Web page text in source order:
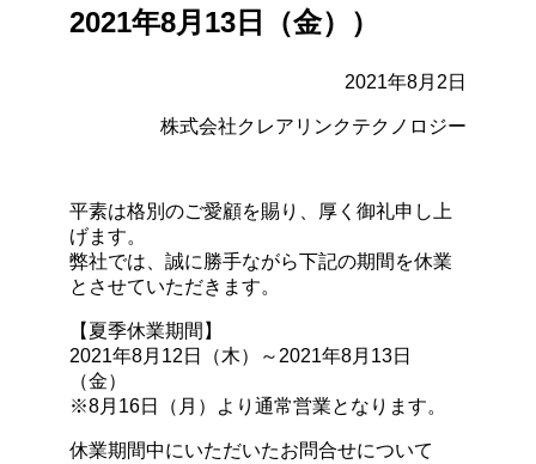
2021年8月13日（金））
2021年8月2日
株式会社クレアリンクテクノロジー
平素は格別のご愛顧を賜り、厚く御礼申し上
げます。
弊社では、誠に勝手ながら下記の期間を休業
とさせていただきます。
【夏季休業期間】
2021年8月12日（木）～2021年8月13日
（金）
※8月16日（月）より通常営業となります。
休業期間中にいただいたお問合せについて